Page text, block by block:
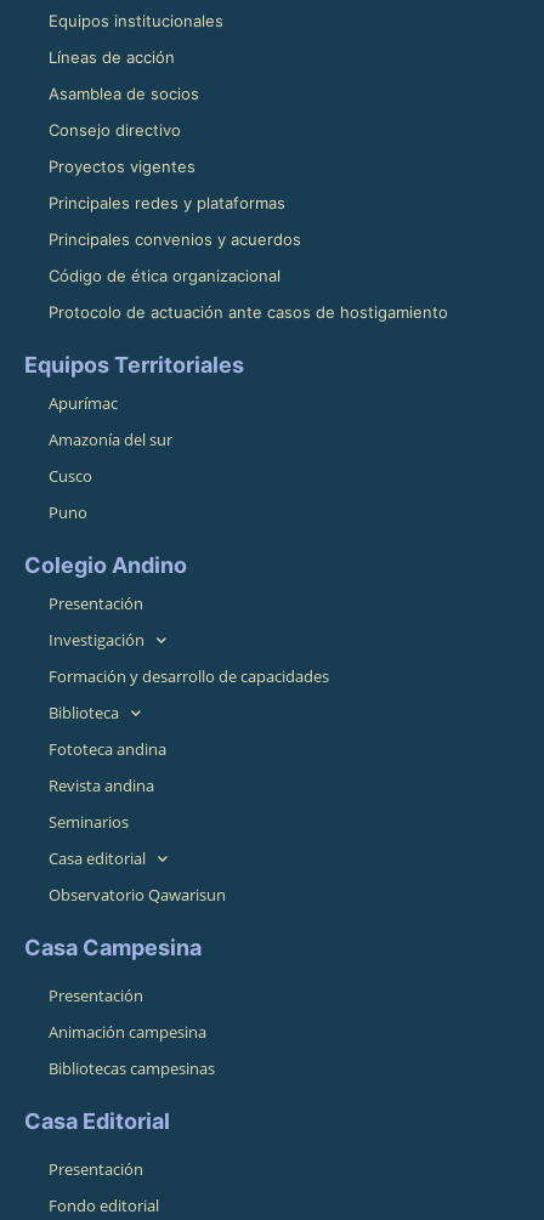
Equipos institucionales
Líneas de acción
Asamblea de socios
Consejo directivo
Proyectos vigentes
Principales redes y plataformas
Principales convenios y acuerdos
Código de ética organizacional
Protocolo de actuación ante casos de hostigamiento
Equipos Territoriales
Apurímac
Amazonía del sur
Cusco
Puno
Colegio Andino
Presentación
Investigación
Formación y desarrollo de capacidades
Biblioteca
Fototeca andina
Revista andina
Seminarios
Casa editorial
Observatorio Qawarisun
Casa Campesina
Presentación
Animación campesina
Bibliotecas campesinas
Casa Editorial
Presentación
Fondo editorial